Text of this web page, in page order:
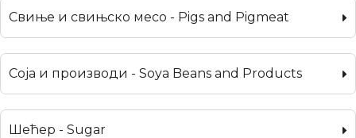
Свиње и свињско месо - Pigs and Pigmeat
Соја и производи - Soya Beans and Products
Шећер - Sugar